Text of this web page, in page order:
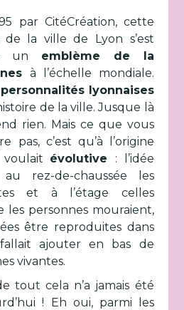
par CitéCréation, cette
la ville de Lyon s’est
un emblème de la
à l’échelle mondiale.
lyonnaises
de la ville. Jusque là
rien. Mais ce que vous
pas, c’est qu’à l’origine
évolutive : l’idée
rez-de-chaussée les
et à l’étage celles
les personnes mouraient,
être reproduites dans
ajouter en bas de
vivantes.
tout cela n’a jamais été
! Eh oui, parmi les